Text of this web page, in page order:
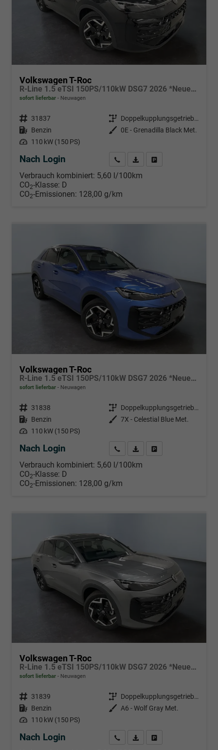
Volkswagen T-Roc
R-Line 1.5 eTSI 150PS/110kW DSG7 2026 *Neues Modell* | +AHK+PARK ASSIST PLUS+18"ALU
sofort lieferbar Neuwagen
Fahrzeugnr. 31837 Getriebe
Doppelkupplungsgetriebe (DSG)
Kraftstoff Benzin Außenfarbe
0E - Grenadilla Black Met.
Leistung 110 kW (150 PS)
Nach Login Wir rufen Sie anPDF-Datei, Fahrzeugexposé
Verbrauch kombiniert: 5,60 l/100km
CO2-Klasse: D
CO2-Emissionen: 128,00 g/km
Volkswagen T-Roc
R-Line 1.5 eTSI 150PS/110kW DSG7 2026 *Neues Modell* +AHK+PARK ASSIST PLUS+18"ALU
sofort lieferbar Neuwagen
Fahrzeugnr. 31838 Getriebe
Doppelkupplungsgetriebe (DSG)
Kraftstoff Benzin Außenfarbe 7X - Celestial Blue Met.
Leistung 110 kW (150 PS)
Nach Login Wir rufen Sie anPDF-Datei, Fahrzeugexposé
Verbrauch kombiniert: 5,60 l/100km
CO2-Klasse: D
CO2-Emissionen: 128,00 g/km
Volkswagen T-Roc
R-Line 1.5 eTSI 150PS/110kW DSG7 2026 *Neues Modell* | +AHK+18"ALU+PARK ASSIST PLUS
sofort lieferbar Neuwagen
Fahrzeugnr. 31839 Getriebe
Doppelkupplungsgetriebe (DSG)
Kraftstoff Benzin Außenfarbe A6 - Wolf Gray Met.
Leistung 110 kW (150 PS)
Nach Login Wir rufen Sie anPDF-Datei, Fahrzeugexposé